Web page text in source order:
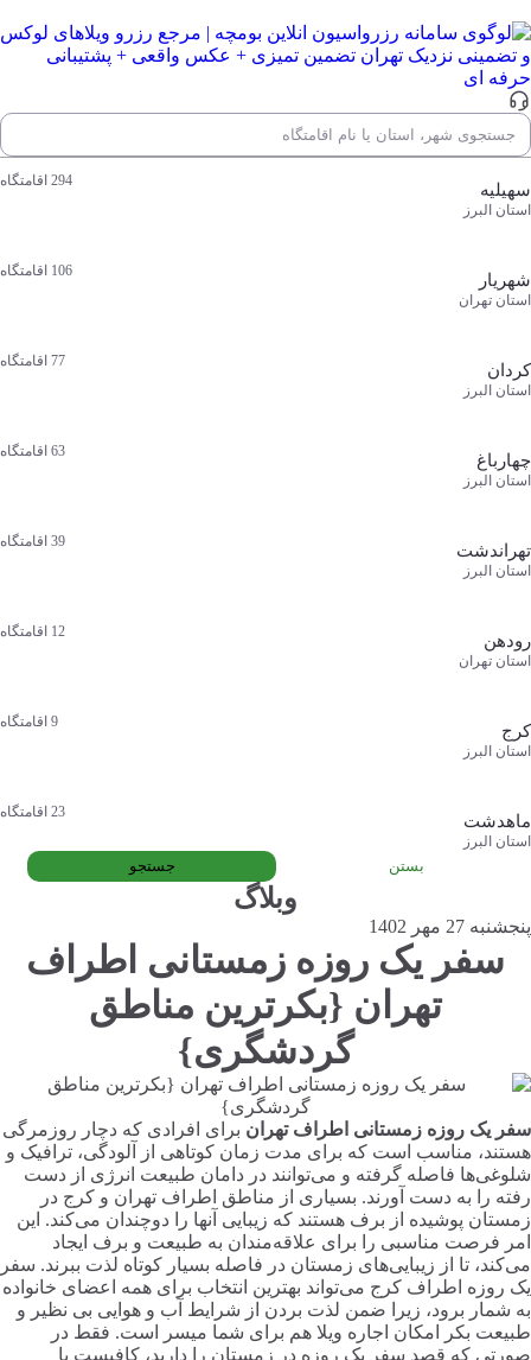
جستجوی شهر، استان یا نام اقامتگاه
محبوب‌ ترین مقصدها
سهیلیه
استان البرز
294 اقامتگاه
شهریار
استان تهران
106 اقامتگاه
کردان
استان البرز
77 اقامتگاه
چهارباغ
استان البرز
63 اقامتگاه
تهراندشت
استان البرز
39 اقامتگاه
رودهن
استان تهران
12 اقامتگاه
کرج
استان البرز
9 اقامتگاه
ماهدشت
استان البرز
23 اقامتگاه
بستن جستجو
جستجوی شهر، استان یا نام اقامتگاه
وبلاگ
پنجشنبه 27 مهر 1402
سفر یک روزه زمستانی اطراف
تهران {بکرترین مناطق
گردشگری}
سفر یک روزه زمستانی اطراف تهران برای افرادی که دچار روزمرگی
هستند، مناسب است که برای مدت زمان کوتاهی از آلودگی، ترافیک و
شلوغی‌ها فاصله گرفته و می‌توانند در دامان طبیعت انرژی از دست
رفته را به دست آورند. بسیاری از مناطق اطراف تهران و کرج در
زمستان پوشیده از برف هستند که زیبایی آنها را دوچندان می‌کند. این
امر فرصت مناسبی را برای علاقه‌مندان به طبیعت و برف ایجاد
می‌کند، تا از زیبایی‌های زمستان در فاصله بسیار کوتاه لذت ببرند. سفر
یک روزه اطراف کرج می‌تواند بهترین انتخاب برای همه اعضای خانواده
به شمار برود، زیرا ضمن لذت بردن از شرایط آب و هوایی بی نظیر و
طبیعت بکر امکان اجاره ویلا هم برای شما میسر است. فقط در
صورتی که قصد سفر یک روزه در زمستان را دارید، کافیست با